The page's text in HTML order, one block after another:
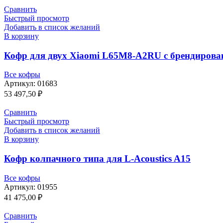
Сравнить
Быстрый просмотр
Добавить в список желаний
В корзину
Кофр для двух Xiaomi L65M8-A2RU с
Все кофры
Артикул: 01683
53 497,50 ₽
Сравнить
Быстрый просмотр
Добавить в список желаний
В корзину
Кофр колпачного типа для L-Acoustics A15
Все кофры
Артикул: 01955
41 475,00 ₽
Сравнить